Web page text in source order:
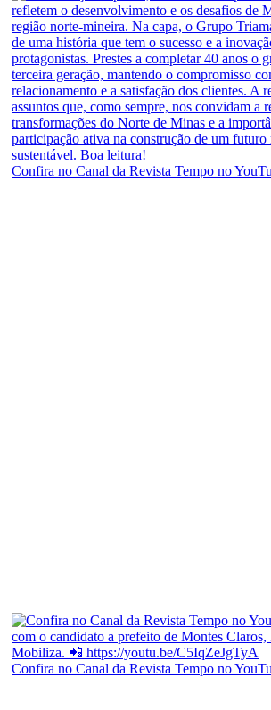
Confira no Canal da Revista Tempo no
Confira no Canal da Revista Tempo no